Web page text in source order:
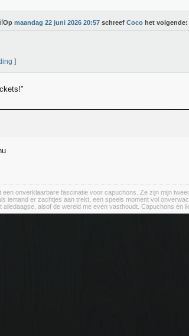
Op maandag 22 juni 2026 20:57 schreef Coco het volgende:
]
een onverklaarbare fascinatie voor capuchons. Ze zijn mijn
iemand er zachtjes aan trekt, een speels moment vol
alledaagse, alsof de wereld me even vasthoudt. Capuchons en